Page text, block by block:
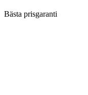
Bästa prisgaranti